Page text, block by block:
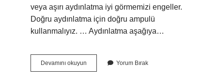
veya aşırı aydınlatma iyi görmemizi engeller.
Doğru aydınlatma için doğru ampulü
kullanmalıyız. … Aydınlatma aşağıya…
Devamını okuyun
Aydınlatma
Yorum Bırak